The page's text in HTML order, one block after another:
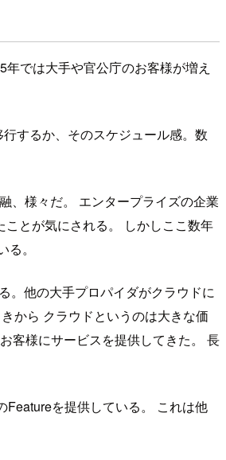
では大手や官公庁のお客様が増え
するか、そのスケジュール感。数
、様々だ。 エンタープライズの企業
とが気にされる。 しかしここ数年
。
。他の大手プロパイダがクラウドに
から クラウドというのは大きな価
客様にサービスを提供してきた。 長
を提供している。 これは他